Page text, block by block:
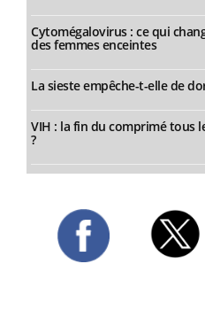
Cytomégalovirus : ce qui
des femmes enceintes
La sieste empêche-t-elle de
VIH : la fin du comprimé tous
?